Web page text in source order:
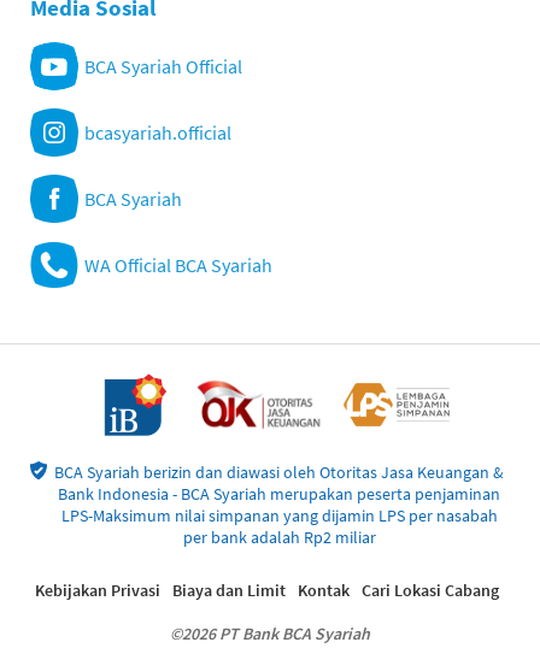
Media Sosial
BCA Syariah Official
bcasyariah.official
BCA Syariah
WA Official BCA Syariah
BCA Syariah berizin dan diawasi oleh Otoritas Jasa Keuangan &
Bank Indonesia - BCA Syariah merupakan peserta penjaminan
LPS-Maksimum nilai simpanan yang dijamin LPS per nasabah
per bank adalah Rp2 miliar
©2026 PT Bank BCA Syariah
Kebijakan Privasi Biaya dan Limit Kontak Cari Lokasi Cabang